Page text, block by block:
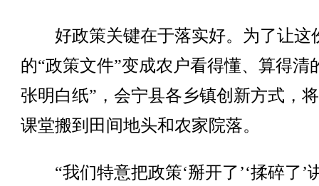
好政策关键在于落实好。为了让这
的“政策文件”变成农户看得懂、算得清
张明白纸”，会宁县各乡镇创新方式，
课堂搬到田间地头和农家院落。
“我们特意把政策‘掰开了’‘揉碎了’